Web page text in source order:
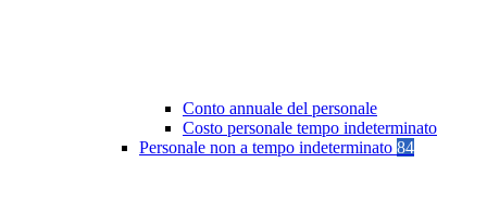
Conto annuale del personale
Costo personale tempo indeterminato
Personale non a tempo indeterminato 84